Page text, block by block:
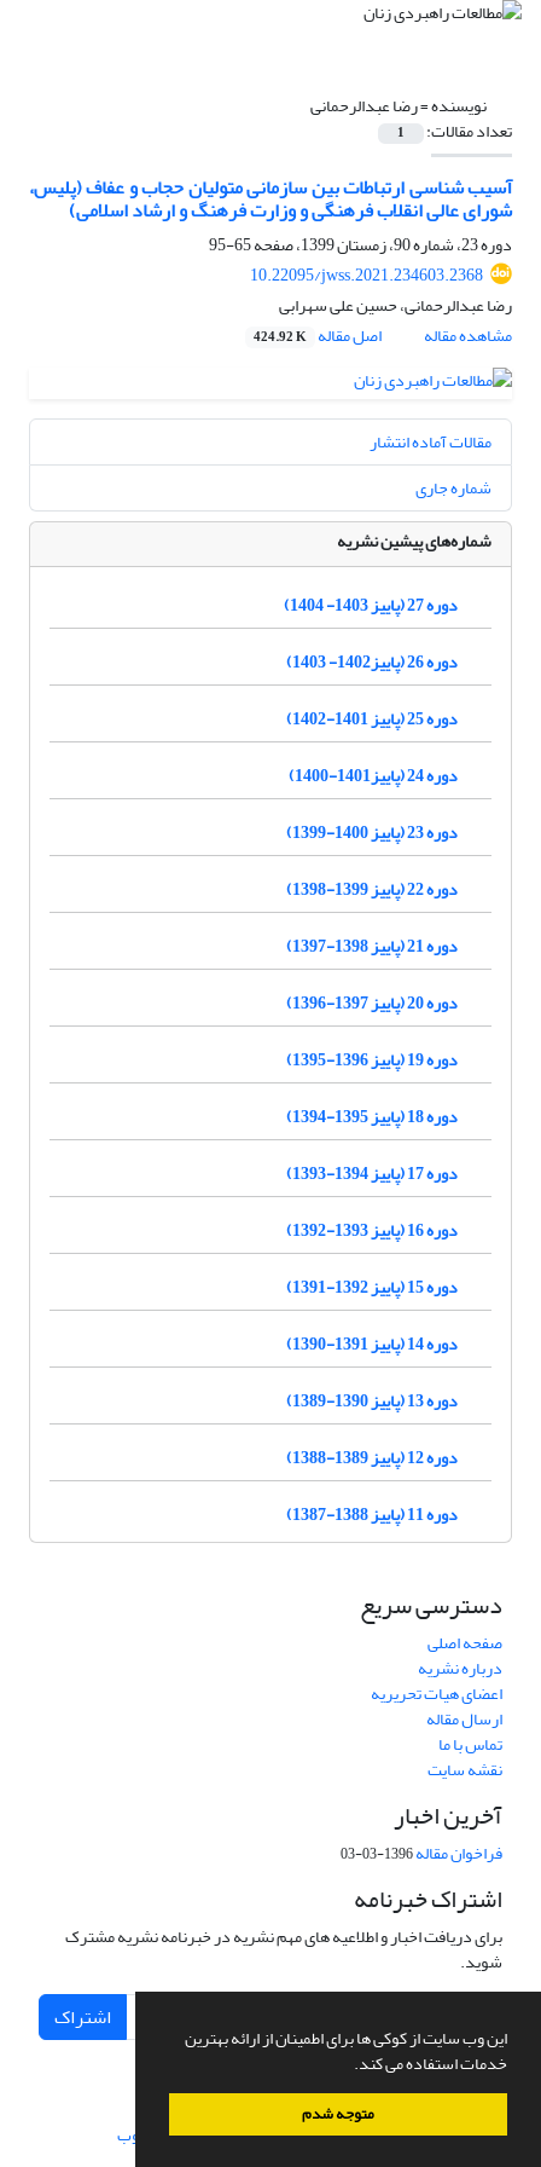
این وب سایت از کوکی ها برای اطمینان از ارائه بهترین
خدمات استفاده می کند.
متوجه شدم
نویسنده =رضا عبدالرحمانی
تعداد مقالات: 1
آسیب شناسی ارتباطات بین سازمانی متولیان حجاب و عفاف (پلیس،
شورای عالی انقلاب فرهنگی و وزارت فرهنگ و ارشاد اسلامی)
دوره 23، شماره 90، زمستان 1399، صفحه
65-95
10.22095/jwss.2021.234603.2368
رضا عبدالرحمانی، حسین علی سهرابی
مشاهده مقاله
اصل مقاله 424.92 K
مقالات آماده انتشار
شماره جاری
شماره‌های پیشین نشریه
دوره 27 (پاییز 1403- 1404)
دوره 26 (پاییز1402- 1403)
دوره 25 (پاییز 1401-1402)
دوره 24 (پاییز1401-1400)
دوره 23 (پاییز 1400-1399)
دوره 22 (پاییز 1399-1398)
دوره 21 (پاییز 1398-1397)
دوره 20 (پاییز 1397-1396)
دوره 19 (پاییز 1396-1395)
دوره 18 (پاییز 1395-1394)
دوره 17 (پاییز 1394-1393)
دوره 16 (پاییز 1393-1392)
دوره 15 (پاییز 1392-1391)
دوره 14 (پاییز 1391-1390)
دوره 13 (پاییز 1390-1389)
دوره 12 (پاییز 1389-1388)
دوره 11 (پاییز 1388-1387)
دسترسی سریع
صفحه اصلی
درباره نشریه
اعضای هیات تحریریه
ارسال مقاله
تماس با ما
نقشه سایت
آخرین اخبار
فراخوان مقاله1396-03-03
اشتراک خبرنامه
برای دریافت اخبار و اطلاعیه های مهم نشریه در خبرنامه نشریه مشترک
شوید.
اشتراک
سامانه مدیریت نشریات علمی.طراحی و پیاده سازی از سیناوب